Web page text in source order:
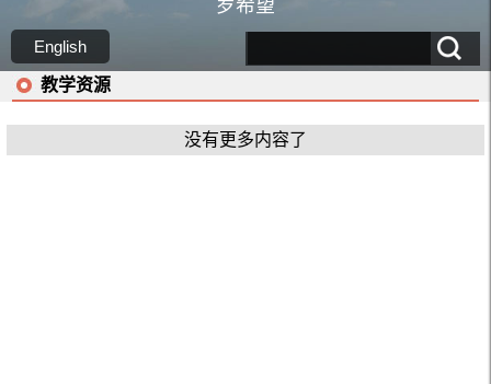
罗希望
English
教学资源
没有更多内容了